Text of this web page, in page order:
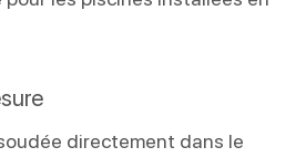
directement dans le